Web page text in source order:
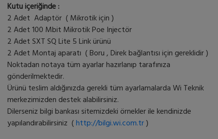
Kutu içeriğinde :
2 Adet Adaptör ( Mikrotik için )
2 Adet 100 Mbit Mikrotik Poe Injectör
2 Adet SXT SQ Lite 5 Link ürünü
2 Adet Montaj aparatı ( Boru , Direk bağlantısı için gereklidir )
Noktadan notaya tüm ayarlar hazırlanıp tarafınıza
gönderilmektedir.
Ürünü teslim aldığınızda gerekli tüm ayarlamalarda Wi Teknik
merkezimizden destek alabilirsiniz.
Dilerseniz bilgi bankası sitemizdeki örnekler ile kendinizde
yapılandırabilirsiniz (http://bilgi.wi.com.tr)